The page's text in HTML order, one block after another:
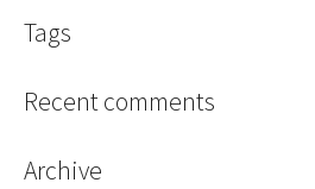
Tags
Recent comments
Archive